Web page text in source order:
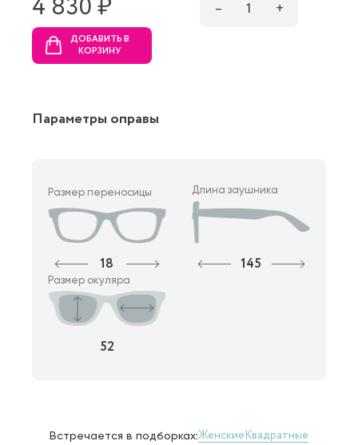
4 830 ₷ – 1 +
ДОБАВИТЬ В
КОРЗИНУ
Параметры оправы
Размер переносицы
18
Длина заушника
145
Размер окуляра
52
Встречается в подборках:ЖенскиеКвадратные